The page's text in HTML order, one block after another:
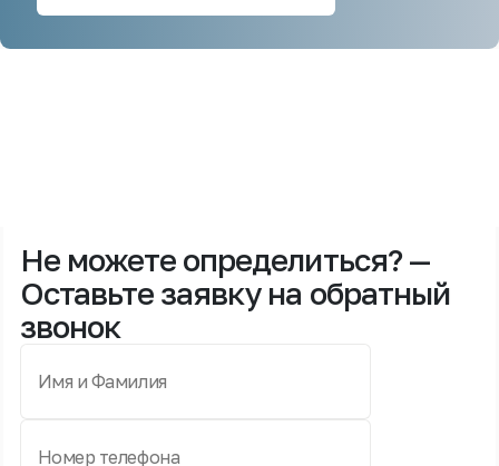
Не можете определиться? —
Оставьте заявку на обратный
звонок